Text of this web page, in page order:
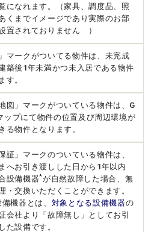
になれます。（家具、調度品、照
くまでイメージであり実際のお部
置されておりません ）
マークがついてる物件は、未完成
築後1年未満かつ未入居である物件
す。
図」マークがついている物件は、G
ップにて物件の位置及び周辺環境が
る物件となります。
証」マークのついている物件は、
へお引き渡しした日から1年以内
設備機器*が自然故障した場合、無
・交換いただくことができます。
機器とは、 対象となる設備機器の
会社より「故障無し」としてお引
た設備です。